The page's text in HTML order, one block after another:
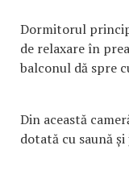
Dormitorul
de relaxare în
balconul dă spre
Din această
dotată cu saună și